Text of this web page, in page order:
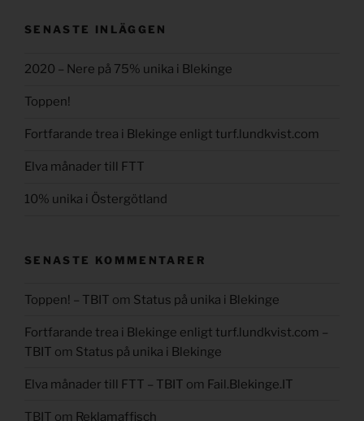
SENASTE INLÄGGEN
2020 – Nere på 75% unika i Blekinge
Toppen!
Fortfarande trea i Blekinge enligt turf.lundkvist.com
Elva månader till FTT
10% unika i Östergötland
SENASTE KOMMENTARER
Toppen! – TBIT om Status på unika i Blekinge
Fortfarande trea i Blekinge enligt turf.lundkvist.com –
TBIT om Status på unika i Blekinge
Elva månader till FTT – TBIT om Fail.Blekinge.IT
TBIT om Reklamaffisch